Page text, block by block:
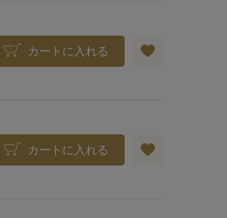
カートに入れる
カートに入れる